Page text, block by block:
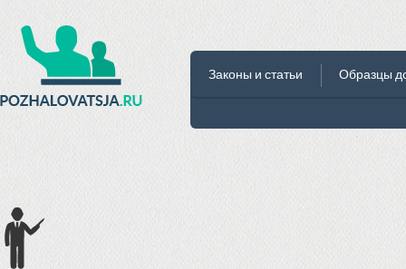
Законы и статьи Образцы